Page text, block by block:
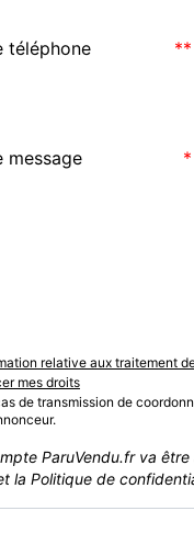
téléphone
message
relative aux traitement
mes droits
de transmission de
ParuVendu.fr va
la Politique de